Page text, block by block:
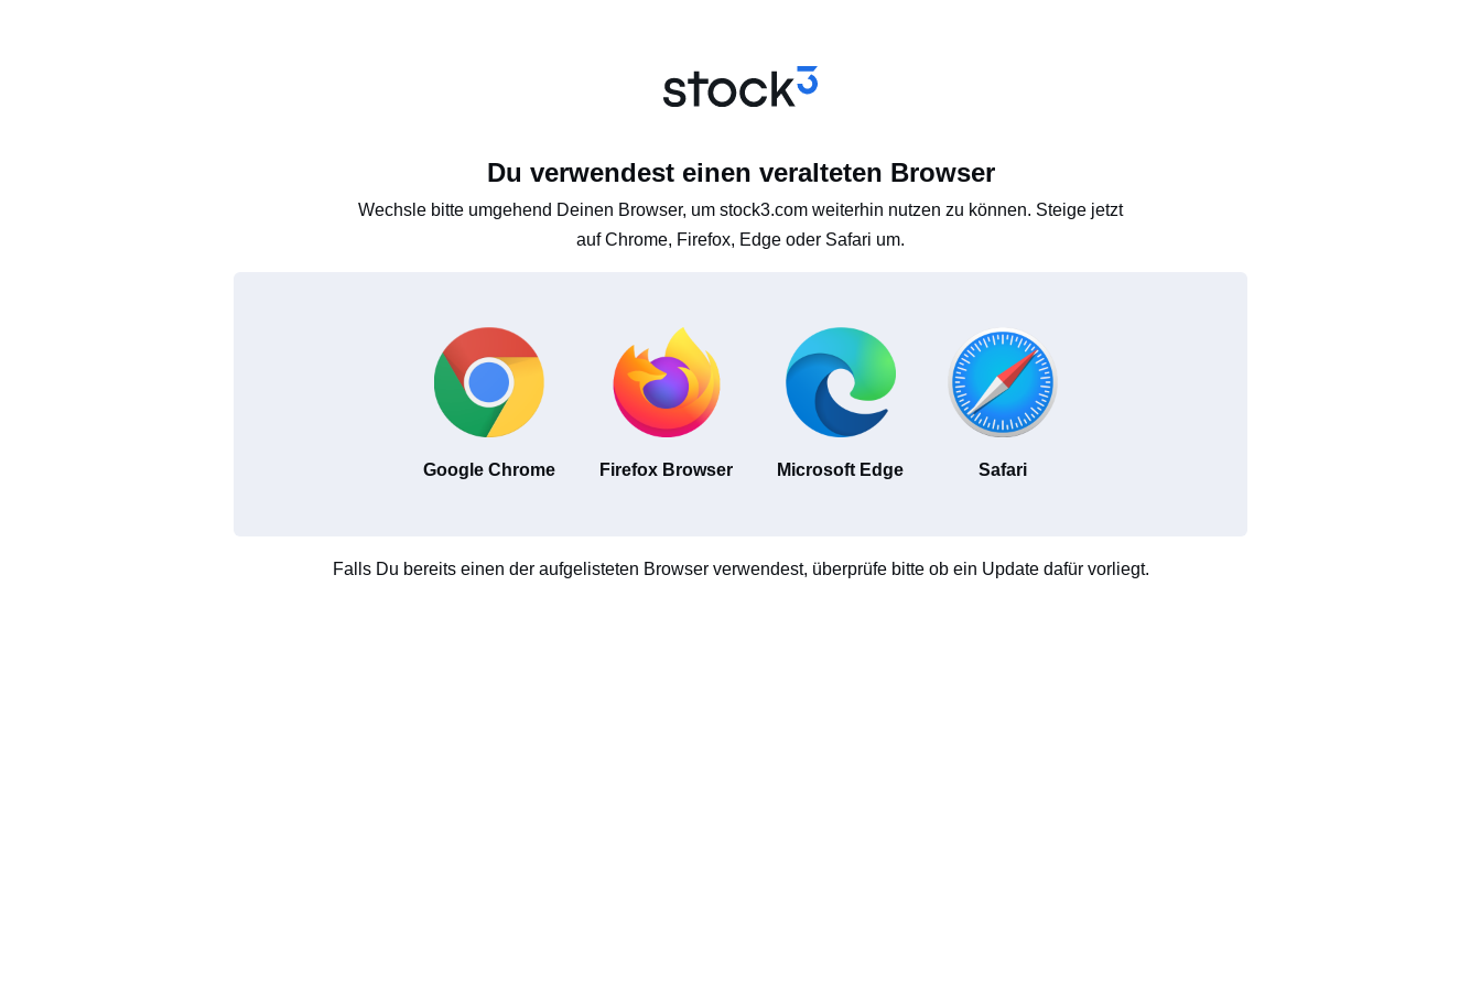
Du verwendest einen veralteten Browser
Wechsle bitte umgehend Deinen Browser, um stock3.com weiterhin nutzen zu können. Steige jetzt
auf Chrome, Firefox, Edge oder Safari um.
Google Chrome Firefox Browser Microsoft Edge Safari
Falls Du bereits einen der aufgelisteten Browser verwendest, überprüfe bitte ob ein Update dafür vorliegt.